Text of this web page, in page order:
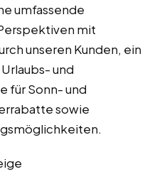
umfassende
mit
unseren Kunden, ein
und
für Sonn- und
sowie